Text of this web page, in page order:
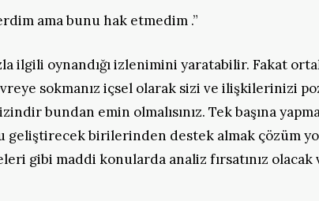
ama bunu hak etmedim .”
ilgili oynandığı izlenimini yaratabilir. Fakat
sokmanız içsel olarak sizi ve ilişkilerinizi
bundan emin olmalısınız. Tek başına
geliştirecek birilerinden destek almak çözüm
gibi maddi konularda analiz fırsatınız olacak